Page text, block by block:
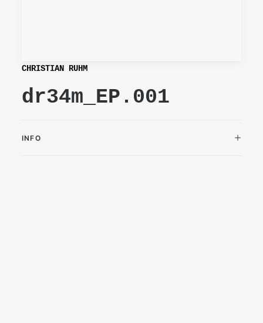
CHRISTIAN RUHM
dr34m_EP.001
INFO